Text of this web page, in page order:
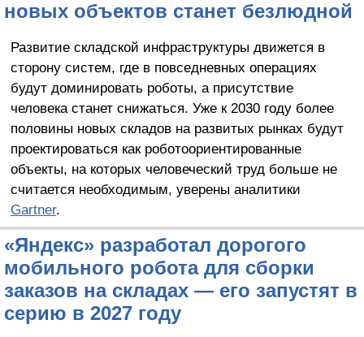
новых объектов станет безлюдной
Развитие складской инфраструктуры движется в
сторону систем, где в повседневных операциях
будут доминировать роботы, а присутствие
человека станет снижаться. Уже к 2030 году более
половины новых складов на развитых рынках будут
проектироваться как роботоориентированные
объекты, на которых человеческий труд больше не
считается необходимым, уверены аналитики
Gartner.
«Яндекс» разработал дорогого
мобильного робота для сборки
заказов на складах — его запустят в
серию в 2027 году